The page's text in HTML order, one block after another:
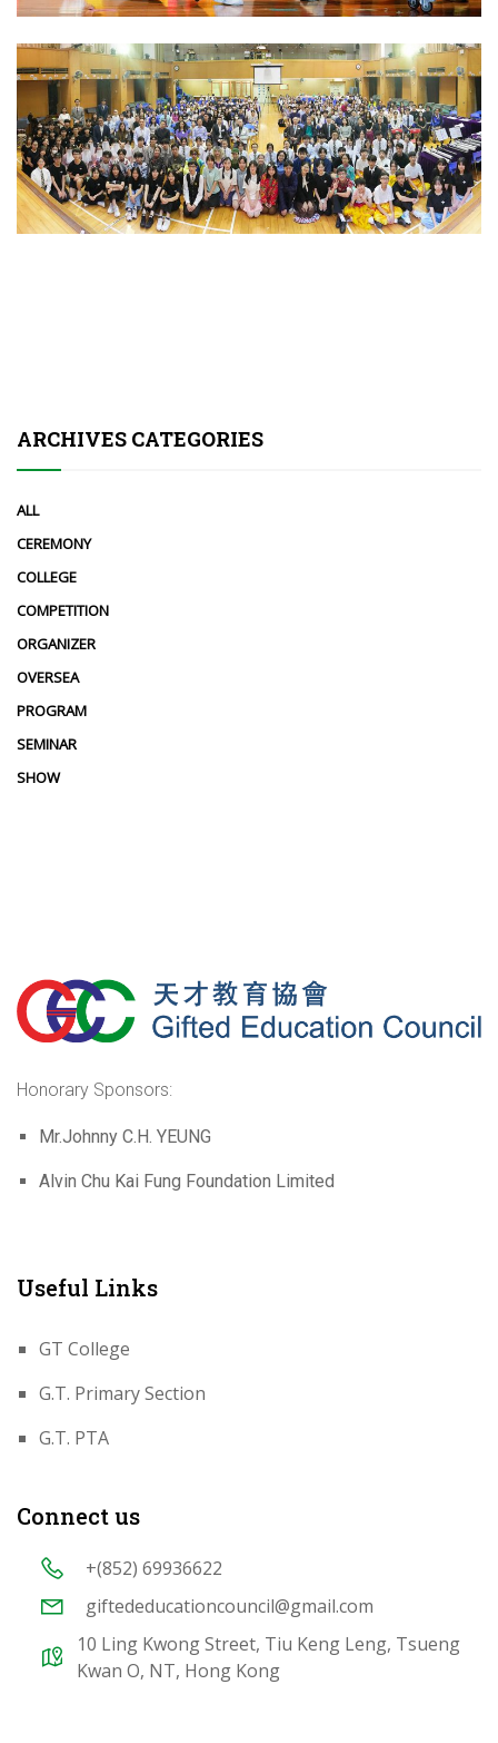
ARCHIVES CATEGORIES
ALL
CEREMONY
COLLEGE
COMPETITION
ORGANIZER
OVERSEA
PROGRAM
SEMINAR
SHOW
Honorary Sponsors:
Mr.Johnny C.H. YEUNG
Alvin Chu Kai Fung Foundation Limited
Useful Links
GT College
G.T. Primary Section
G.T. PTA
Connect us
+(852) 69936622
giftededucationcouncil@gmail.com
10 Ling Kwong Street, Tiu Keng Leng, Tsueng
Kwan O, NT, Hong Kong